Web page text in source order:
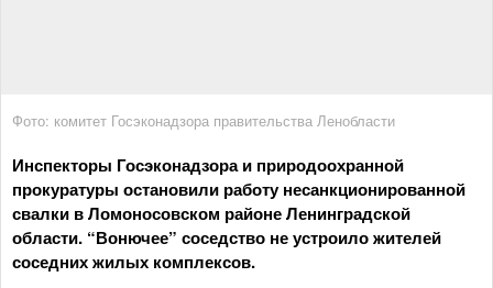
Фото: комитет Госэконадзора правительства Ленобласти
Инспекторы Госэконадзора и природоохранной
прокуратуры остановили работу несанкционированной
свалки в Ломоносовском районе Ленинградской
области. “Вонючее” соседство не устроило жителей
соседних жилых комплексов.